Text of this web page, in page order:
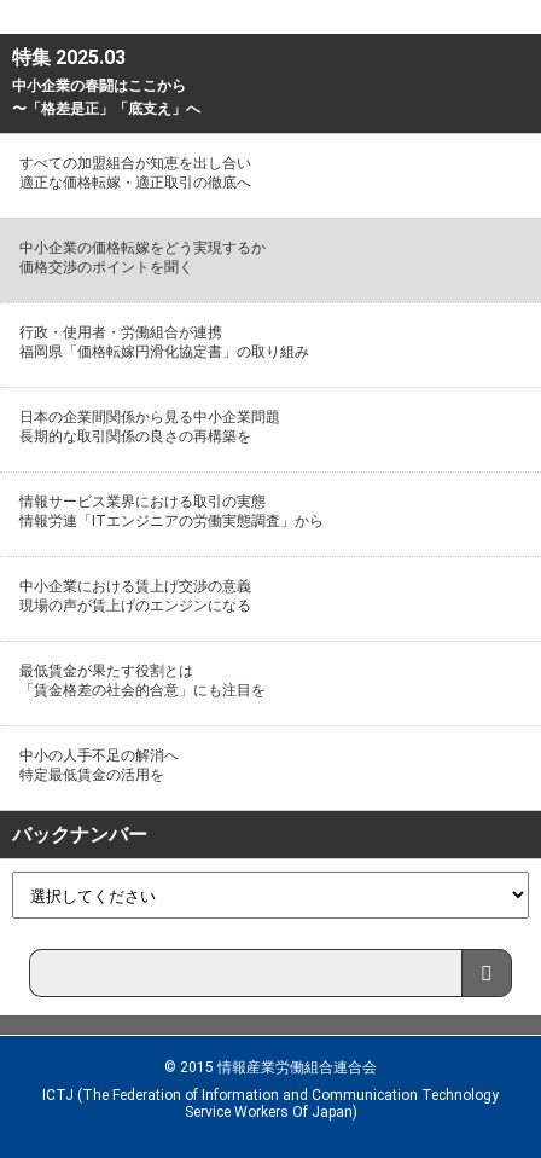
特集 2025.03
中小企業の春闘はここから
〜「格差是正」「底支え」へ
すべての加盟組合が知恵を出し合い
適正な価格転嫁・適正取引の徹底へ
中小企業の価格転嫁をどう実現するか
価格交渉のポイントを聞く
行政・使用者・労働組合が連携
福岡県「価格転嫁円滑化協定書」の取り組み
日本の企業間関係から見る中小企業問題
長期的な取引関係の良さの再構築を
情報サービス業界における取引の実態
情報労連「ITエンジニアの労働実態調査」から
中小企業における賃上げ交渉の意義
現場の声が賃上げのエンジンになる
最低賃金が果たす役割とは
「賃金格差の社会的合意」にも注目を
中小の人手不足の解消へ
特定最低賃金の活用を
バックナンバー
© 2015 情報産業労働組合連合会
ICTJ (The Federation of Information and Communication Technology
Service Workers Of Japan)